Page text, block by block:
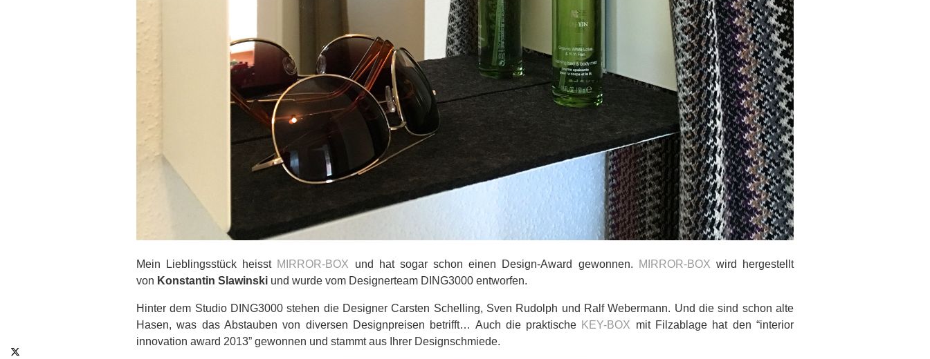
Mein Lieblingsstück heisst MIRROR-BOX und hat sogar schon einen Design-Award gewonnen. MIRROR-BOX wird hergestellt
von Konstantin Slawinski und wurde vom Designerteam DING3000 entworfen.
Hinter dem Studio DING3000 stehen die Designer Carsten Schelling, Sven Rudolph und Ralf Webermann. Und die sind schon alte
Hasen, was das Abstauben von diversen Designpreisen betrifft… Auch die praktische KEY-BOX mit Filzablage hat den “interior
innovation award 2013” gewonnen und stammt aus Ihrer Designschmiede.